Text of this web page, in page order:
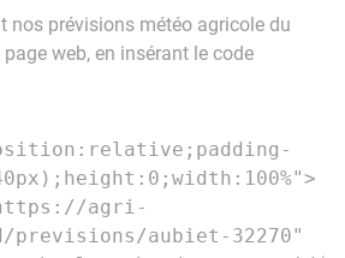
nos prévisions météo agricole du
web, en insérant le code